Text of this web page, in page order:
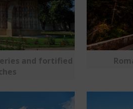
and fortified